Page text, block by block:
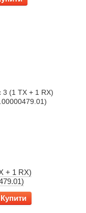
+ 1 RX)
Купити